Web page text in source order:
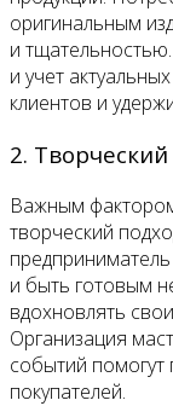
оригинальным
и
и учет
клиентов и
2.
Важным
творческий
и быть готовым
вдохновлять
Организация
событий помогут
покупателей.